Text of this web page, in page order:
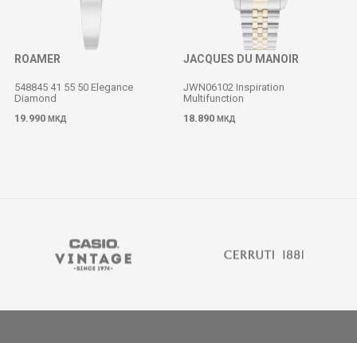
ROAMER
548845 41 55 50 Elegance
Diamond
19.990 МКД
JACQUES DU MANOIR
JWN06102 Inspiration
Multifunction
18.890 МКД